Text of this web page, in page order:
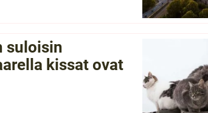
suloisin
kissat ovat